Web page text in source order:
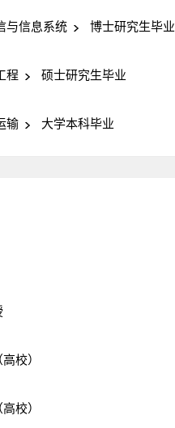
与信息系统
博士研究生毕业
程
硕士研究生毕业
输 大学本科毕业
校）
校）